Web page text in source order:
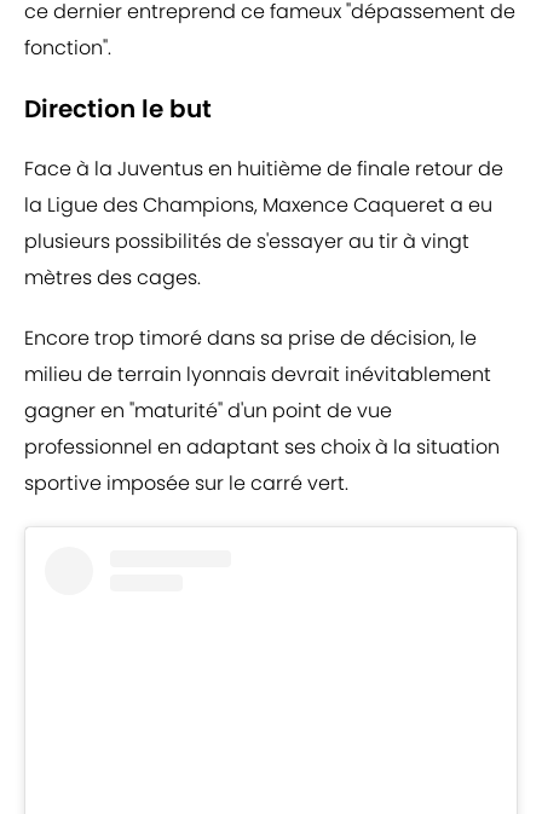
ce dernier entreprend ce fameux "dépassement de
fonction".
Direction le but
Face à la Juventus en huitième de finale retour de
la Ligue des Champions, Maxence Caqueret a eu
plusieurs possibilités de s'essayer au tir à vingt
mètres des cages.
Encore trop timoré dans sa prise de décision, le
milieu de terrain lyonnais devrait inévitablement
gagner en "maturité" d'un point de vue
professionnel en adaptant ses choix à la situation
sportive imposée sur le carré vert.